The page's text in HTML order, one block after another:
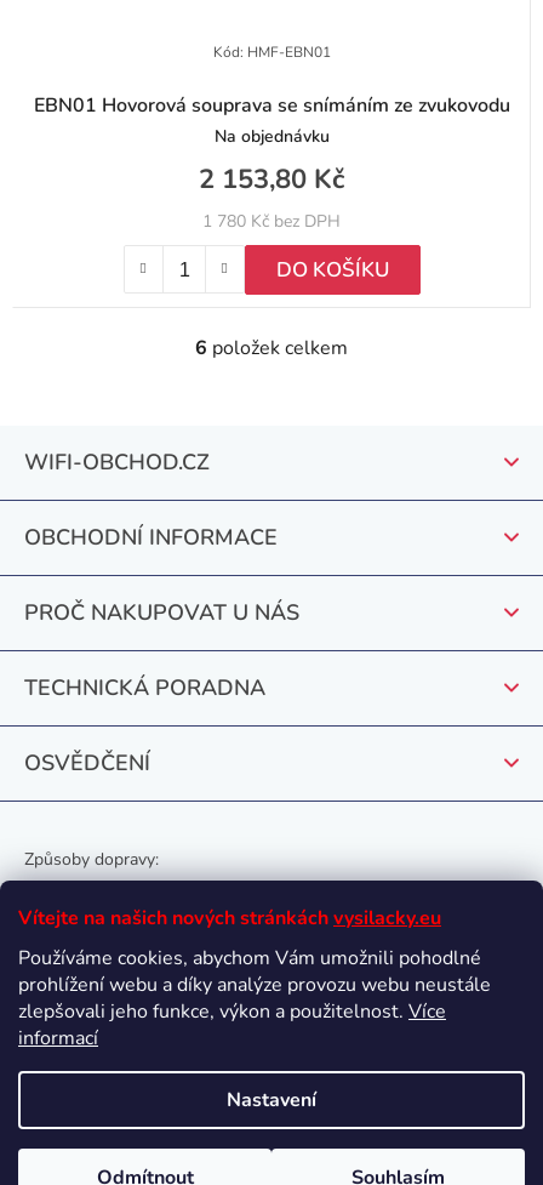
Vítejte na našich nových stránkáchvysilacky.eu
Používáme cookies, abychom Vám umožnili pohodlné
prohlížení webu a díky analýze provozu webu neustále
zlepšovali jeho funkce, výkon a použitelnost. Více
informací
Nastavení
Odmítnout Souhlasím
EBN01 Hovorová souprava se snímáním ze zvukovodu
Na objednávku
1 780 Kč bez DPH
2 153,80 Kč
DO KOŠÍKU
Kód: HMF-EBN01
O
a
c
p
r
v
p
u
6 položek celkem
WIFI-OBCHOD.CZ
OBCHODNÍ INFORMACE
PROČ NAKUPOVAT U NÁS
TECHNICKÁ PORADNA
OSVĚDČENÍ
Způsoby dopravy:
Oblíbené způsoby platby:
Vytvořil Shoptet